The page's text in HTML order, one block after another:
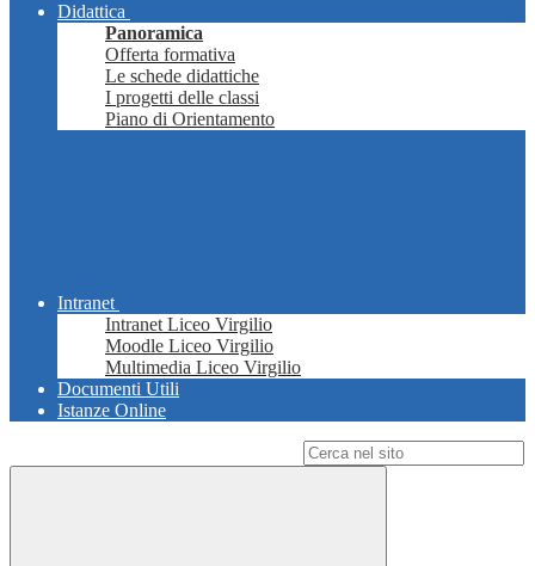
Didattica
Panoramica
Offerta formativa
Le schede didattiche
I progetti delle classi
Piano di Orientamento
Intranet
Intranet Liceo Virgilio
Moodle Liceo Virgilio
Multimedia Liceo Virgilio
Documenti Utili
Istanze Online